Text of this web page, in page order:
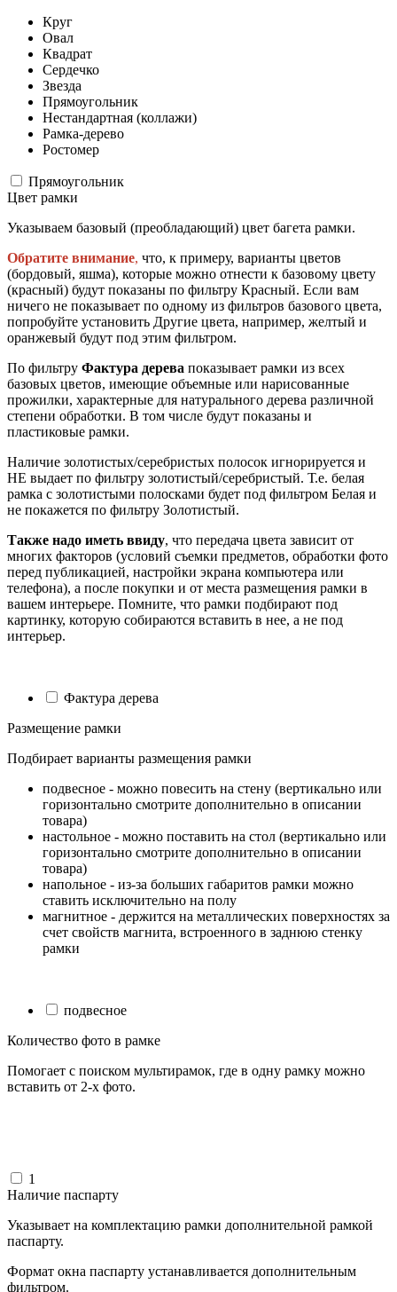
Круг
Овал
Квадрат
Сердечко
Звезда
Прямоугольник
Нестандартная (коллажи)
Рамка-дерево
Ростомер
Прямоугольник
Цвет рамки
Указываем базовый (преобладающий) цвет багета рамки.
Обратите внимание, что, к примеру, варианты цветов
(бордовый, яшма), которые можно отнести к базовому цвету
(красный) будут показаны по фильтру Красный. Если вам
ничего не показывает по одному из фильтров базового цвета,
попробуйте установить Другие цвета, например, желтый и
оранжевый будут под этим фильтром.
По фильтру Фактура дерева показывает рамки из всех
базовых цветов, имеющие объемные или нарисованные
прожилки, характерные для натурального дерева различной
степени обработки. В том числе будут показаны и
пластиковые рамки.
Наличие золотистых/серебристых полосок игнорируется и
НЕ выдает по фильтру золотистый/серебристый. Т.е. белая
рамка с золотистыми полосками будет под фильтром Белая и
не покажется по фильтру Золотистый.
Также надо иметь ввиду, что передача цвета зависит от
многих факторов (условий съемки предметов, обработки фото
перед публикацией, настройки экрана компьютера или
телефона), а после покупки и от места размещения рамки в
вашем интерьере. Помните, что рамки подбирают под
картинку, которую собираются вставить в нее, а не под
интерьер.
Фактура дерева
Размещение рамки
Подбирает варианты размещения рамки
подвесное - можно повесить на стену (вертикально или
горизонтально смотрите дополнительно в описании
товара)
настольное - можно поставить на стол (вертикально или
горизонтально смотрите дополнительно в описании
товара)
напольное - из-за больших габаритов рамки можно
ставить исключительно на полу
магнитное - держится на металлических поверхностях за
счет свойств магнита, встроенного в заднюю стенку
рамки
подвесное
Количество фото в рамке
Помогает с поиском мультирамок, где в одну рамку можно
вставить от 2-х фото.
1
Наличие паспарту
Указывает на комплектацию рамки дополнительной рамкой
паспарту.
Формат окна паспарту устанавливается дополнительным
фильтром.